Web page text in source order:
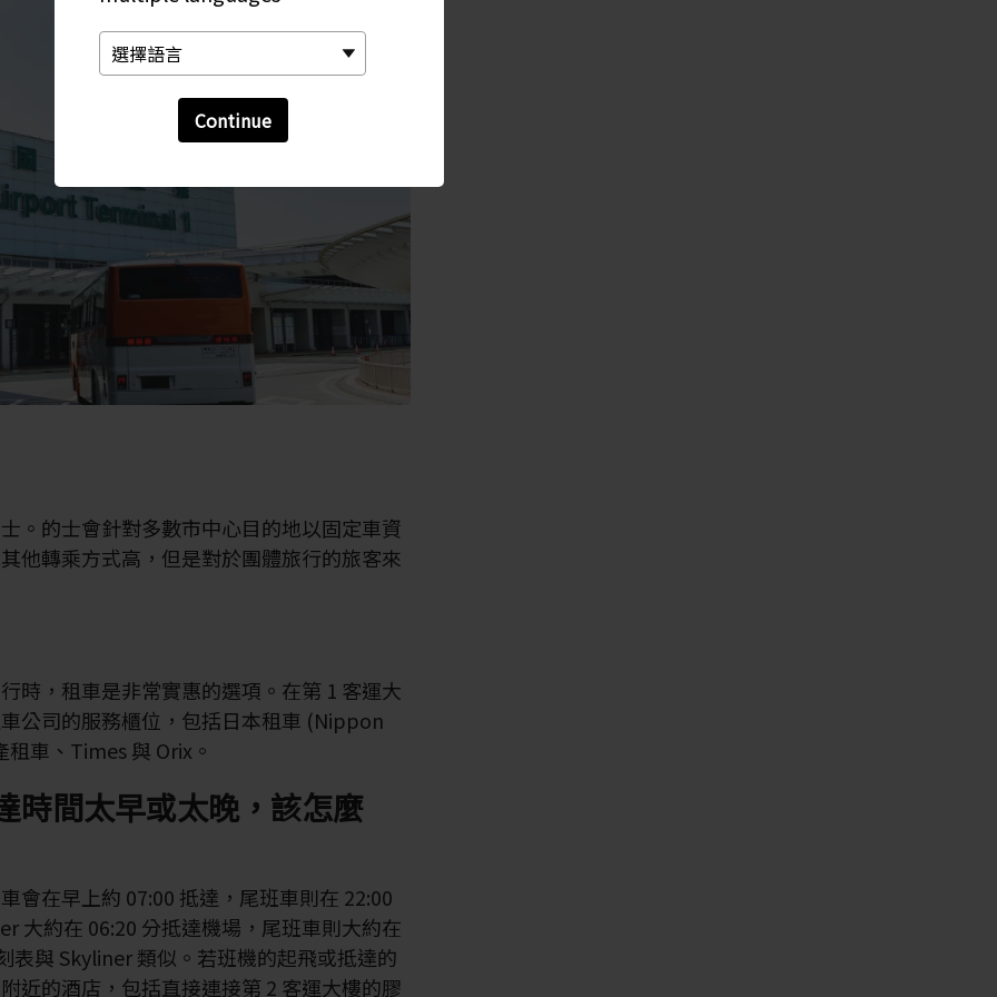
Continue
。的士會針對多數市中心目的地以固定車資
他轉乘方式高，但是對於團體旅行的旅客來
時，租車是非常實惠的選項。在第 1 客運大
公司的服務櫃位，包括日本租車 (Nippon
車、Times 與 Orix。
時間太早或太晚，該怎麼
會在早上約 07:00 抵達，尾班車則在 22:00
大約在 06:20 分抵達機場，尾班車則大約在
表與 Skyliner 類似。若班機的起飛或抵達的
近的酒店，包括直接連接第 2 客運大樓的膠